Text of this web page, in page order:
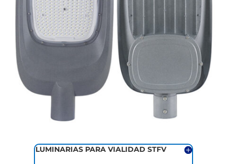
LUMINARIAS PARA VIALIDAD STFV